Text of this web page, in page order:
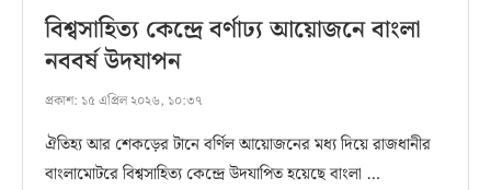
বিশ্বসাহিত্য কেন্দ্রে বর্ণাঢ্য আয়োজনে বাংলা
নববর্ষ উদযাপন
প্রকাশ: ১৫ এপ্রিল ২০২৬, ১০:৩৭
ঐতিহ্য আর শেকড়ের টানে বর্ণিল আয়োজনের মধ্য দিয়ে রাজধানীর
বাংলামোটরে বিশ্বসাহিত্য কেন্দ্রে উদযাপিত হয়েছে বাংলা …